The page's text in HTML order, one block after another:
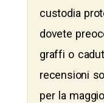
custodia
dovete
graffi o
recensioni
per la